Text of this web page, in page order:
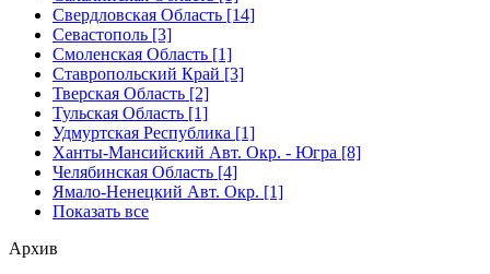
Свердловская Область [14]
Севастополь [3]
Смоленская Область [1]
Ставропольский Край [3]
Тверская Область [2]
Тульская Область [1]
Удмуртская Республика [1]
Ханты-Мансийский Авт. Окр. - Югра [8]
Челябинская Область [4]
Ямало-Ненецкий Авт. Окр. [1]
Показать все
Архив